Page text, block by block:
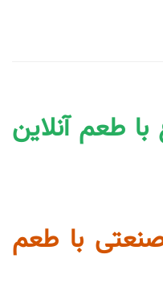
طعم آنلاین
با طعم